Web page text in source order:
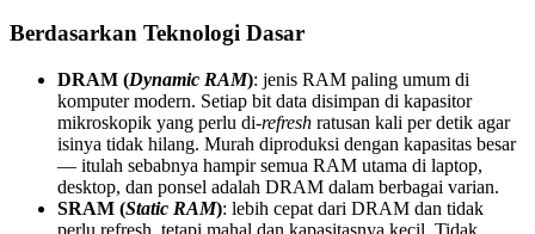
Berdasarkan Teknologi Dasar
DRAM (Dynamic RAM): jenis RAM paling umum di
komputer modern. Setiap bit data disimpan di kapasitor
mikroskopik yang perlu di-refresh ratusan kali per detik agar
isinya tidak hilang. Murah diproduksi dengan kapasitas besar
— itulah sebabnya hampir semua RAM utama di laptop,
desktop, dan ponsel adalah DRAM dalam berbagai varian.
SRAM (Static RAM): lebih cepat dari DRAM dan tidak